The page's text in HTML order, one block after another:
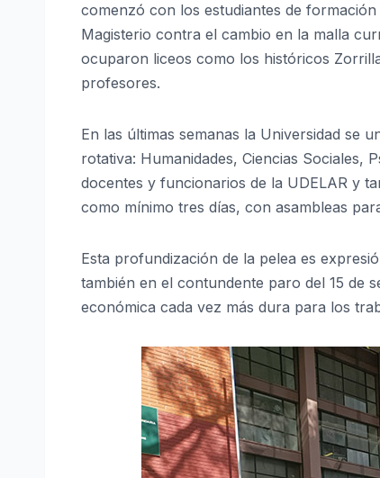
comenzó con los estudiantes de
Magisterio contra el cambio en la malla
ocuparon liceos como los históricos
profesores.
En las últimas semanas la Universidad se
rotativa: Humanidades, Ciencias Sociales,
docentes y funcionarios de la UDELAR y
como mínimo tres días, con asambleas
Esta profundización de la pelea es
también en el contundente paro del 15 de
económica cada vez más dura para los